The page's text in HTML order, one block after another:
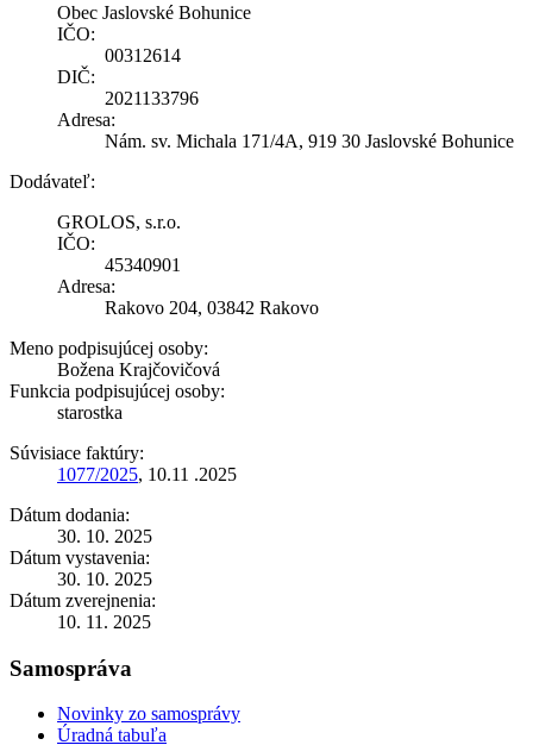
Obec Jaslovské Bohunice
IČO:
00312614
DIČ:
2021133796
Adresa:
Nám. sv. Michala 171/4A, 919 30 Jaslovské Bohunice
Dodávateľ:
GROLOS, s.r.o.
IČO:
45340901
Adresa:
Rakovo 204, 03842 Rakovo
Meno podpisujúcej osoby:
Božena Krajčovičová
Funkcia podpisujúcej osoby:
starostka
Súvisiace faktúry:
1077/2025, 10.11 .2025
Dátum dodania:
30. 10. 2025
Dátum vystavenia:
30. 10. 2025
Dátum zverejnenia:
10. 11. 2025
Samospráva
Novinky zo samosprávy
Úradná tabuľa